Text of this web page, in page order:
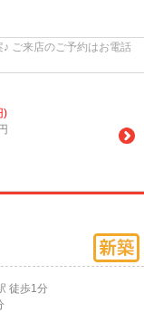
ご来店のご予約はお電話
)
徒歩1分